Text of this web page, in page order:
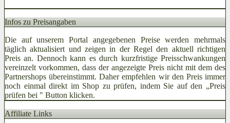
Infos zu Preisangaben
Die auf unserem Portal angegebenen Preise werden mehrmals
täglich aktualisiert und zeigen in der Regel den aktuell richtigen
Preis an. Dennoch kann es durch kurzfristige Preisschwankungen
vereinzelt vorkommen, dass der angezeigte Preis nicht mit dem des
Partnershops übereinstimmt. Daher empfehlen wir den Preis immer
noch einmal direkt im Shop zu prüfen, indem Sie auf den „Preis
prüfen bei " Button klicken.
Affiliate Links